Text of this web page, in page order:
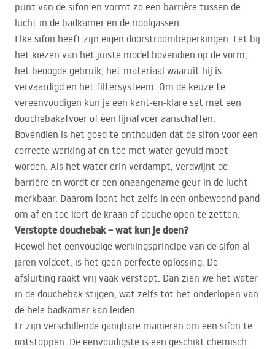
punt van de sifon en vormt zo een barrière tussen de
lucht in de badkamer en de rioolgassen.
Elke sifon heeft zijn eigen doorstroombeperkingen. Let bij
het kiezen van het juiste model bovendien op de vorm,
het beoogde gebruik, het materiaal waaruit hij is
vervaardigd en het filtersysteem. Om de keuze te
vereenvoudigen kun je een kant-en-klare set met een
douchebakafvoer of een lijnafvoer aanschaffen.
Bovendien is het goed te onthouden dat de sifon voor een
correcte werking af en toe met water gevuld moet
worden. Als het water erin verdampt, verdwijnt de
barrière en wordt er een onaangename geur in de lucht
merkbaar. Daarom loont het zelfs in een onbewoond pand
om af en toe kort de kraan of douche open te zetten.
Verstopte douchebak – wat kun je doen?
Hoewel het eenvoudige werkingsprincipe van de sifon al
jaren voldoet, is het geen perfecte oplossing. De
afsluiting raakt vrij vaak verstopt. Dan zien we het water
in de douchebak stijgen, wat zelfs tot het onderlopen van
de hele badkamer kan leiden.
Er zijn verschillende gangbare manieren om een sifon te
ontstoppen. De eenvoudigste is een geschikt chemisch